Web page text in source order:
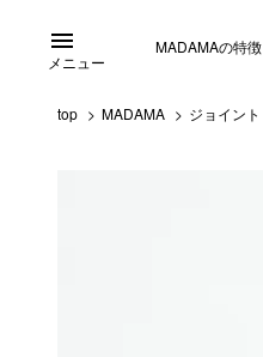
menu
メニュー
MADAMAの特徴
top MADAMA ジョイント